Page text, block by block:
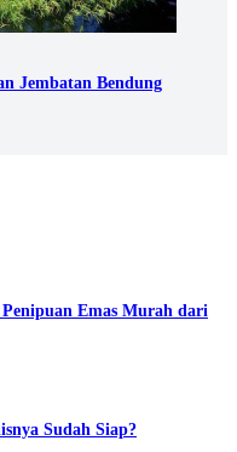
Jembatan Bendung
Emas Murah dari
Sudah Siap?